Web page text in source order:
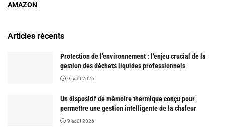
AMAZON
Articles récents
Protection de l’environnement : l’enjeu crucial de la
gestion des déchets liquides professionnels
9 août 2026
Un dispositif de mémoire thermique conçu pour
permettre une gestion intelligente de la chaleur
9 août 2026